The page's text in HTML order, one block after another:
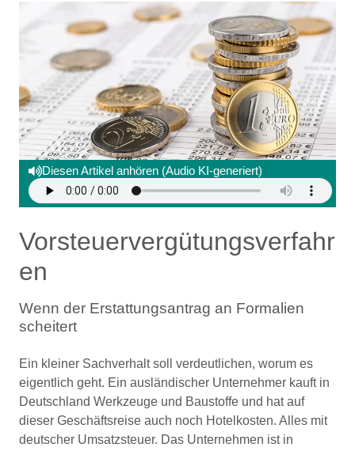
Diesen Artikel anhören (Audio KI-generiert)
Vorsteuervergütungsverfahr
en
Wenn der Erstattungsantrag an Formalien
scheitert
Ein kleiner Sachverhalt soll verdeutlichen, worum es
eigentlich geht. Ein ausländischer Unternehmer kauft in
Deutschland Werkzeuge und Baustoffe und hat auf
dieser Geschäftsreise auch noch Hotelkosten. Alles mit
deutscher Umsatzsteuer. Das Unternehmen ist in